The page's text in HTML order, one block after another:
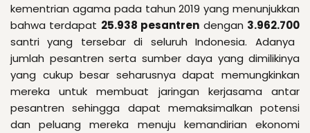
kementrian agama pada tahun 2019 yang menunjukkan
bahwa terdapat 25.938 pesantren dengan 3.962.700
santri yang tersebar di seluruh Indonesia. Adanya
jumlah pesantren serta sumber daya yang dimilikinya
yang cukup besar seharusnya dapat memungkinkan
mereka untuk membuat jaringan kerjasama antar
pesantren sehingga dapat memaksimalkan potensi
dan peluang mereka menuju kemandirian ekonomi